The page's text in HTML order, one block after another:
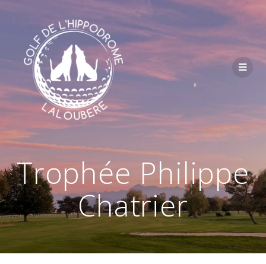
Passer
contenu
Trophée Philippe
Chatrier